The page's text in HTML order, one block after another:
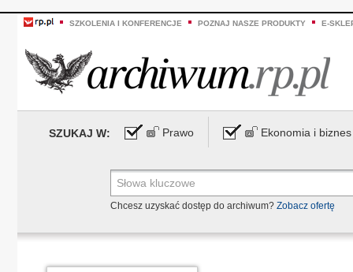
SZKOLENIA I KONFERENCJE POZNAJ NASZE PRODUKTY E-
SZUKAJ W: Prawo Ekonomia i biznes
Chcesz uzyskać dostęp do archiwum? Zobacz ofertę